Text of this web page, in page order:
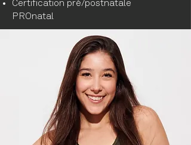
Certification pré/postnatale
PROnatal